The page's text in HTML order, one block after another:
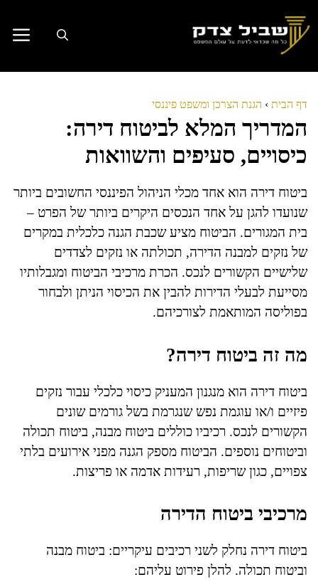
לתוכן
דף הבית › הגנת הצרכן ומשפט פיננסי
המדריך המלא לביטוח דירה:
כיסויים, סעיפים והשוואות
ביטוח דירה הוא אחד מכלי הניהול הפיננסי החשובים ביותר
שנועדו להגן על אחד הנכסים היקרים ביותר של הפרט –
בית המגורים. הביטוח מציע שכבת הגנה כלכלית במקרים
של נזקים למבנה הדירה, תכולתה או נזקים לצדדים
שלישיים הקשורים לנכס. הכרת מרכיבי הביטוח ומגבלותיו
מסייעת לבעלי הדירות להבין את הכיסוי הניתן ולבחור
בפוליסה המותאמת לצורכיהם.
מה זה ביטוח דירה?
ביטוח דירה הוא מנגנון המעניק כיסוי כלכלי עבור נזקים
פיזיים ו/או עוגמת נפש שנגרמת בשל גורמים שונים
הקשורים לנכס. רכיביו כוללים ביטוח מבנה, ביטוח תכולה
וביטוחים נוספים. הביטוח מספק הגנה מפני אירועים בלתי
צפויים, כגון שריפות, רעידות אדמה או פריצות.
מרכיבי ביטוח הדירה
ביטוח דירה נחלק לשני רכיבים עיקריים: ביטוח מבנה
וביטוח תכולה. להלן פירוט עליהם: